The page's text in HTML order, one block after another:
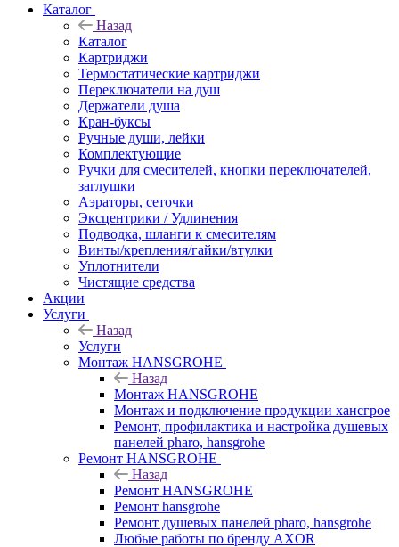
Каталог
Назад
Каталог
Картриджи
Термостатические картриджи
Переключатели на душ
Держатели душа
Кран-буксы
Ручные души, лейки
Комплектующие
Ручки для смесителей, кнопки переключателей,
заглушки
Аэраторы, сеточки
Эксцентрики / Удлинения
Подводка, шланги к смесителям
Винты/крепления/гайки/втулки
Уплотнители
Чистящие средства
Акции
Услуги
Назад
Услуги
Монтаж HANSGROHE
Назад
Монтаж HANSGROHE
Монтаж и подключение продукции хансгрое
Ремонт, профилактика и настройка душевых
панелей pharo, hansgrohe
Ремонт HANSGROHE
Назад
Ремонт HANSGROHE
Ремонт hansgrohe
Ремонт душевых панелей pharo, hansgrohe
Любые работы по бренду AXOR